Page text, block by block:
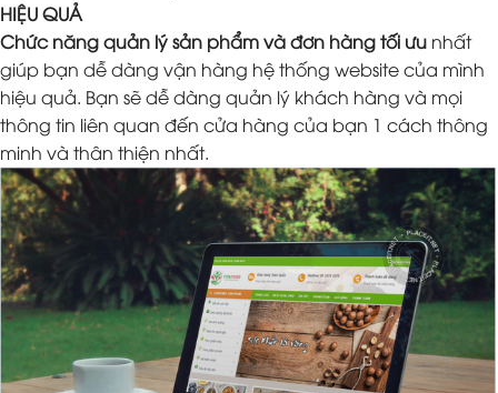
HIỆU QUẢ
Chức năng quản lý sản phẩm và đơn hàng tối ưu nhất
giúp bạn dễ dàng vận hàng hệ thống website của mình
hiệu quả. Bạn sẽ dễ dàng quản lý khách hàng và mọi
thông tin liên quan đến cửa hàng của bạn 1 cách thông
minh và thân thiện nhất.